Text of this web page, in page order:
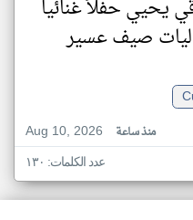
يحيي حفلاً غنائياً
صيف عسير
Aug 10, 2026
منذ ساعة
عدد الكلمات: ١٣٠